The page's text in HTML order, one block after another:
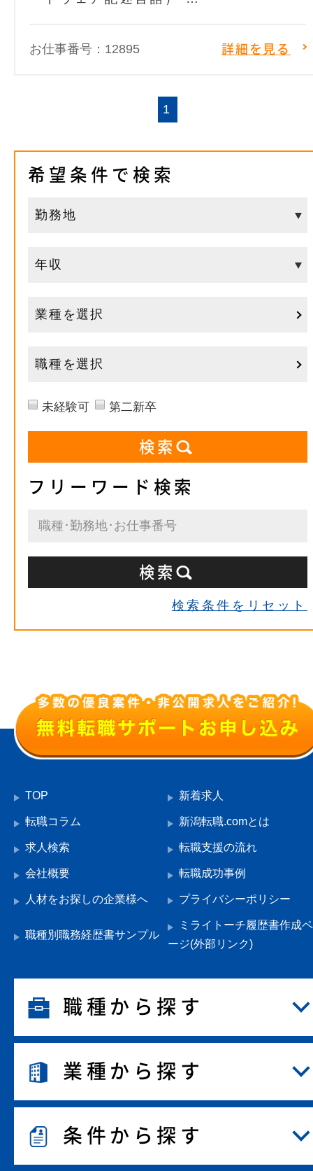
お仕事番号：12895 詳細を見る
1
希望条件で検索
業種を選択
職種を選択
未経験可 第二新卒
フリーワード検索
検索条件をリセット
TOP 新着求人
転職コラム 新潟転職.comとは
求人検索 転職支援の流れ
会社概要 転職成功事例
人材をお探しの企業様へ プライバシーポリシー
職種別職務経歴書サンプル
ミライトーチ履歴書作成ペ
ージ(外部リンク)
職種から探す
業種から探す
条件から探す